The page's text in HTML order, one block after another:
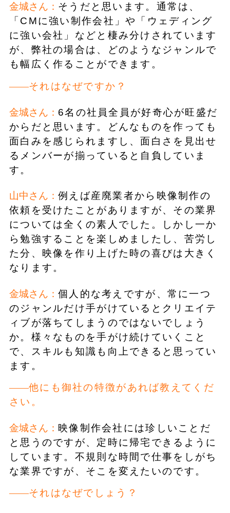
金城さん： そうだと思います。通常は、
「CMに強い制作会社」や「ウェディング
に強い会社」などと棲み分けされています
が、弊社の場合は、どのようなジャンルで
も幅広く作ることができます。
それはなぜですか？
金城さん： 6名の社員全員が好奇心が旺盛だ
からだと思います。どんなものを作っても
面白みを感じられますし、面白さを見出せ
るメンバーが揃っていると自負していま
す。
山中さん： 例えば産廃業者から映像制作の
依頼を受けたことがありますが、その業界
については全くの素人でした。しかし一か
ら勉強することを楽しめましたし、苦労し
た分、映像を作り上げた時の喜びは大きく
なります。
金城さん： 個人的な考えですが、常に一つ
のジャンルだけ手がけているとクリエイテ
ィブが落ちてしまうのではないでしょう
か。様々なものを手がけ続けていくこと
で、スキルも知識も向上できると思ってい
ます。
他にも御社の特徴があれば教えてくだ
さい。
金城さん： 映像制作会社には珍しいことだ
と思うのですが、定時に帰宅できるように
しています。不規則な時間で仕事をしがち
な業界ですが、そこを変えたいのです。
それはなぜでしょう？